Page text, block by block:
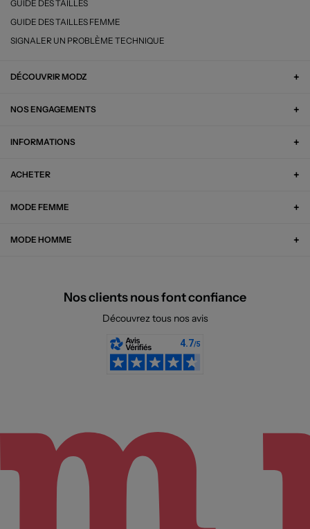
GUIDE DES TAILLES
GUIDE DES TAILLES FEMME
SIGNALER UN PROBLÈME TECHNIQUE
DÉCOUVRIR MODZ
NOS ENGAGEMENTS
INFORMATIONS
ACHETER
MODE FEMME
MODE HOMME
Nos clients nous font confiance
Découvrez tous nos avis